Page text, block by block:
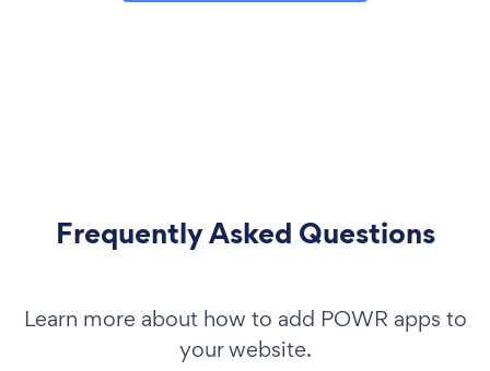
Frequently Asked Questions
Learn more about how to add POWR apps to
your website.